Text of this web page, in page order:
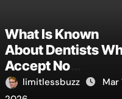
What Is Known
About Dentists
Accept No
Insurance?
limitlessbuzz
Mar